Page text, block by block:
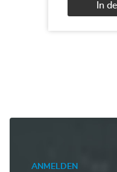
In
ANMELDEN